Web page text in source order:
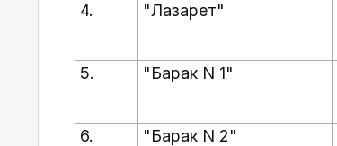
4. "Лазарет"
5. "Барак N 1"
6. "Барак N 2"